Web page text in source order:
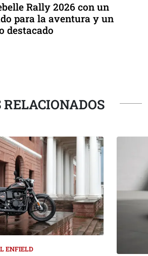
Rally 2026 con un
para la aventura y un
destacado
ENFIELD